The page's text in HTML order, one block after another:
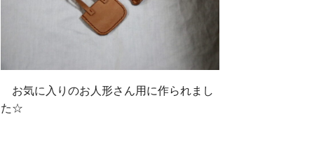
お気に入りのお人形さん用に作られまし
た☆